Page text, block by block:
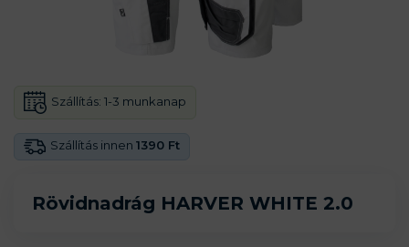
Rövidnadrág HARVER WHITE 2.0
Szállítás innen 1390 Ft
Szállítás: 1-3 munkanap